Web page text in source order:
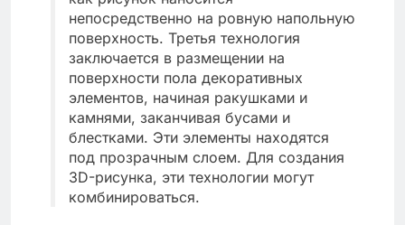
непосредственно на ровную напольную
поверхность. Третья технология
заключается в размещении на
поверхности пола декоративных
элементов, начиная ракушками и
камнями, заканчивая бусами и
блестками. Эти элементы находятся
под прозрачным слоем. Для создания
3D-рисунка, эти технологии могут
комбинироваться.